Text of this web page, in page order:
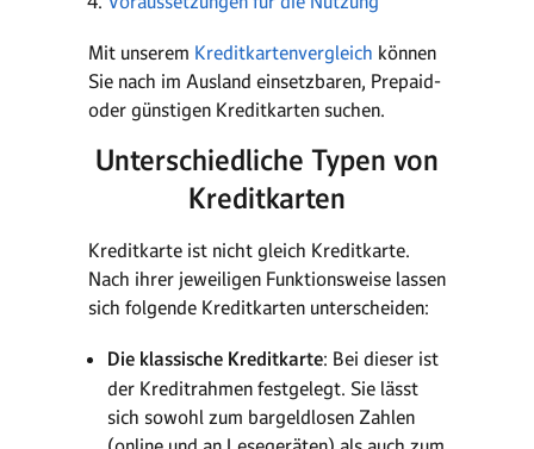
Mit unserem Kreditkartenvergleich können
Sie nach im Ausland einsetzbaren, Prepaid-
oder günstigen Kreditkarten suchen.
Unterschiedliche Typen von
Kreditkarten
Kreditkarte ist nicht gleich Kreditkarte.
Nach ihrer jeweiligen Funktionsweise lassen
sich folgende Kreditkarten unterscheiden:
Die klassische Kreditkarte: Bei dieser ist
der Kreditrahmen festgelegt. Sie lässt
sich sowohl zum bargeldlosen Zahlen